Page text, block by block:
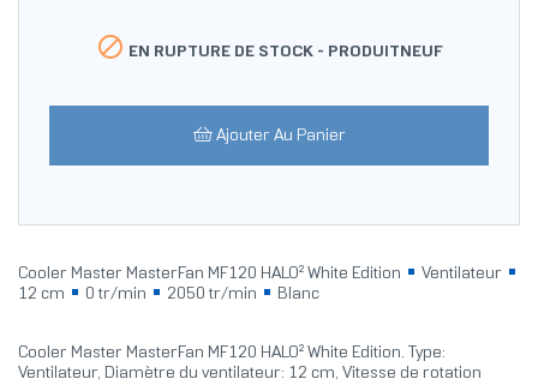
 EN RUPTURE DE STOCK - PRODUITNEUF
Ajouter Au Panier
Cooler Master MasterFan MF120 HALO² White Edition
Ventilateur
12 cm
0 tr/min 2050 tr/min Blanc
Cooler Master MasterFan MF120 HALO² White Edition. Type:
Ventilateur, Diamètre du ventilateur: 12 cm, Vitesse de rotation